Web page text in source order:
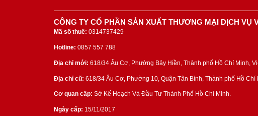
CÔNG TY CỔ PHẦN SẢN XUẤT THƯƠNG MẠI DỊCH VỤ
Mã số thuế: 0314737429
Hotline: 0857 557 788
Địa chỉ mới: 618/34 Âu Cơ, Phường Bảy Hiền, Thành phố Hồ Chí Minh,
Địa chỉ cũ: 618/34 Âu Cơ, Phường 10, Quận Tân Bình, Thành phố Hồ Chí
Cơ quan cấp: Sở Kế Hoạch Và Đầu Tư Thành Phố Hồ Chí Minh.
Ngày cấp: 15/11/2017